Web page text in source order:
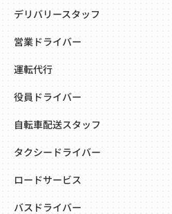
デリバリースタッフ
営業ドライバー
運転代行
役員ドライバー
自転車配送スタッフ
タクシードライバー
ロードサービス
バスドライバー